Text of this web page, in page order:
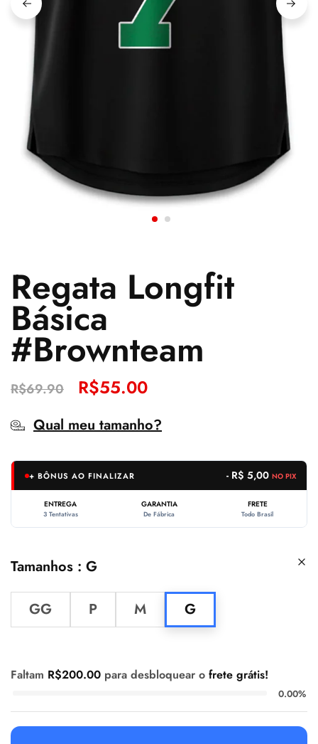
Regata Longfit
Básica
#Brownteam
R$69.90 R$55.00
Qual meu tamanho?
+ BÔNUS AO FINALIZAR - R$ 5,00 NO PIX
ENTREGA
3 Tentativas
GARANTIA
De Fábrica
FRETE
Todo Brasil
Tamanhos G
GG P M G
Faltam R$200.00 para desbloquear o frete grátis!
0.00%